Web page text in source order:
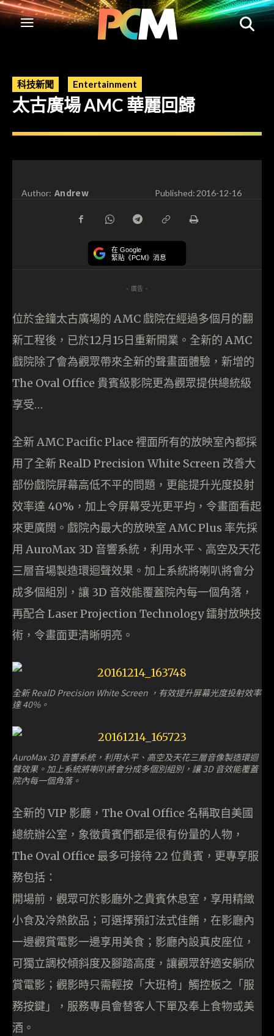
科技新聞 Entertainment
太古廣場 AMC 華麗回歸
Author: Andrew Published:2016-12-16
在 Google
緊貼《PCM》消息
- 廣告 -
位於金鐘太古廣場的 AMC 戲院在經過多個月的翻
新工程後，已於12月15日重新開業。全新的 AMC
戲院除了會為觀眾帶來全新的聲畫面體驗，新增的
The Oval Office 貴賓級影院更為觀眾提供總統級
享受…
全新 AMC Pacific Place 裡面所有的放映室內都採
用了全新 RealD Precision White Screen 改善大
部份戲院屏幕高低不平的問題，更能提升光度投射
效率達 40%，加上令屏幕受光更平均，令畫面看起
來更廣闊。戲院內最大的放映室 AMC Plus 率先採
用 AuroMax 3D 音響系統，利用水平、高空及天花
三層音場製造環迴聲效果。加上系統將喇叭將會分
成多個組別，讓 3D 音效能覆蓋院內每一個角落，
再配合 Laser Projection Technology 鐳射放映技
術，令畫面更清晰明亮。
全新 RealD Precision White Screen ，有效提升屏幕光度投射效率
達 40%。
AuroMax 3D 音響系統，利用水平、高空及天花三層音像製造環迴
聲效果。加上系統將喇叭將會分成多個別組別，讓 3D 音效能覆蓋
院內每一個角落。
全新的 VIP 影廳，The Oval Office 名稱取自美國
總統辦公室，象徵貴賓們都是很有份量的人物，
The Oval Office 最多可接待 22 位貴賓，更專享服
務包括：
開場前，觀眾可於影廳外之貴賓休息室，享用精緻
小食及冷熱飲品；可選擇預訂法式佳餚，在影廳內
一邊觀賞電影一邊享用美食；影廳內設真皮座位，
可獨立調校傾斜度及腳踏高度，讓觀眾舒適安躺欣
賞電影；觀影時只需輕按「大班椅」觸控板之「服
務按鍵」，服務專員會替客人下單及奉上食物或美
酒。